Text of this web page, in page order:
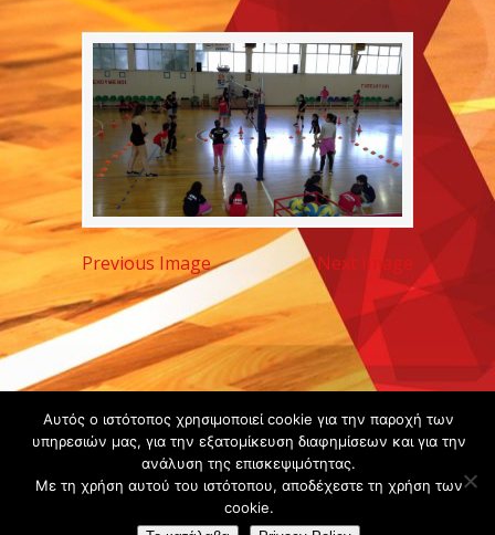
Previous Image Next Image
Copyright ©
2020 -
Gsperamatosermis.gr
All rights
reserved. -Όροι
Αυτός ο ιστότοπος χρησιμοποιεί cookie για την παροχή των
υπηρεσιών μας, για την εξατομίκευση διαφημίσεων και για την
ανάλυση της επισκεψιμότητας.
Με τη χρήση αυτού του ιστότοπου, αποδέχεστε τη χρήση των
cookie.